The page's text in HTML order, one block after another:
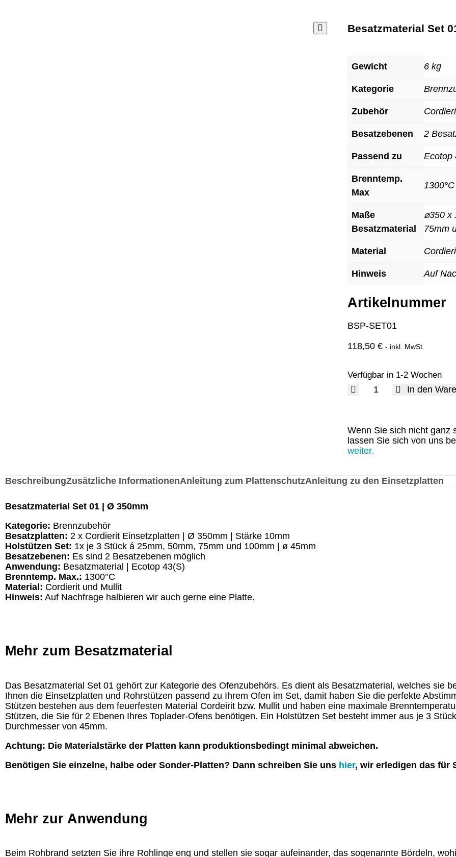
Besatzmaterial Set
Gewicht 6 kg
Kategorie
Zubehör
Besatzebenen 2
Passend zu Ecotop
Brenntemp.
Max
1300°C
Maße
Besatzmaterial
⌀350 x
75mm
Material
Hinweis Auf
Artikelnummer
BSP-SET01
118,50 € - inkl. MwSt.
Verfügbar in 1-2 Wochen
In den
Wenn Sie sich nicht ganz
lassen Sie sich von uns
weiter.
BeschreibungZusätzliche InformationenAnleitung zum PlattenschutzAnleitung zu den Einsetzplatten
Besatzmaterial Set 01 | Ø 350mm
Kategorie: Brennzubehör
Besatzplatten: 2 x Cordierit Einsetzplatten | Ø 350mm | Stärke 10mm
Holstützen Set: 1x je 3 Stück á 25mm, 50mm, 75mm und 100mm | ø 45mm
Besatzebenen: Es sind 2 Besatzebenen möglich
Anwendung: Besatzmaterial | Ecotop 43(S)
Brenntemp. Max.: 1300°C
Material: Cordierit und Mullit
Hinweis: Auf Nachfrage halbieren wir auch gerne eine Platte.
Mehr zum Besatzmaterial
Das Besatzmaterial Set 01 gehört zur Kategorie des Ofenzubehörs. Es dient als Besatzmaterial, welches sie
Ihnen die Einsetzplatten und Rohrstützen passend zu Ihrem Ofen im Set, damit haben Sie die perfekte
Stützen bestehen aus dem feuerfesten Material Cordeirit bzw. Mullit und haben eine maximale
Stützen, die Sie für 2 Ebenen Ihres Toplader-Ofens benötigen. Ein Holstützen Set besteht immer aus je 3
Durchmesser von 45mm.
Achtung: Die Materialstärke der Platten kann produktionsbedingt minimal abweichen.
Benötigen Sie einzelne, halbe oder Sonder-Platten? Dann schreiben Sie uns hier, wir erledigen das für
Mehr zur Anwendung
Beim Rohbrand setzten Sie ihre Rohlinge eng und stellen sie sogar aufeinander, das sogenannte Bördeln,